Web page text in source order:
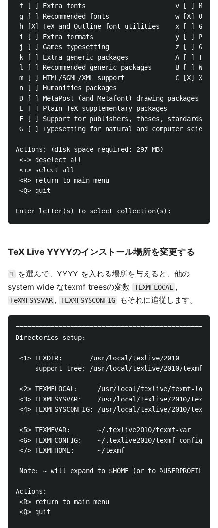
f [ ] Extra fonts                       v [
g [ ] Recommended fonts
h [X] TeX and Outline font utilities    x [ ]
i [ ] Extra formats                     y [ ]
j [ ] Games typesetting
k [ ] Extra generic packages            A [
l [ ] Recommended generic packages      B [ ]
m [ ] HTML/SGML/XML support
n [ ] Humanities packages
D [ ] MetaPost (and Metafont) drawing packages
E [ ] Plain TeX supplementary packages
F [ ] Support for publishers, theses, standards,
G [ ] Typesetting for natural and computer sciences
Actions: (disk space required: 297 MB)
<-> deselect all
<+> select all
<R> return to main menu
<Q> quit
TeX Live YYYYのインストール場所を変更する
1
を選んで、YYYY を入れる場所を与えると、他の
system wide なtexmf treesの変数
TEXMFLOCAL ,
TeXMFSYSVAR , TEXMFSYSCONFIG もそれに追従します。
Directories setup:
<1> TEXDIR:       /usr/local/texlive/2010
     support tree: /usr/local/texlive/2010/texmf
<2> TEXMFLOCAL:     /usr/local/texlive/texmf-local
<3> TEXMFSYSVAR:    /usr/local/texlive/2010/texmf-
<4> TEXMFSYSCONFIG: /usr/local/texlive/2010/texmf-
<5> TEXMFVAR:       ~/.texlive2010/texmf-var
<6> TEXMFCONFIG:    ~/.texlive2010/texmf-config
<7> TEXMFHOME:      ~/texmf
Note: ~ will expand to $HOME (or to %USERPROFILE%
Actions:
<R> return to main menu
<Q> quit